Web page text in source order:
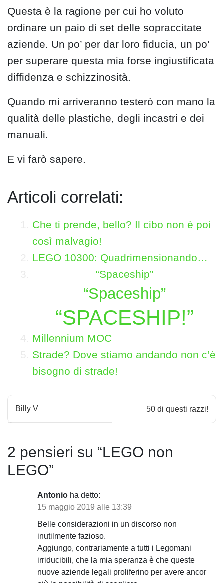
Questa è la ragione per cui ho voluto
ordinare un paio di set delle sopraccitate
aziende. Un po’ per dar loro fiducia, un po’
per superare questa mia forse ingiustificata
diffidenza e schizzinosità.
Quando mi arriveranno testerò con mano la
qualità delle plastiche, degli incastri e dei
manuali.
E vi farò sapere.
Articoli correlati:
Che ti prende, bello? Il cibo non è poi
così malvagio!
LEGO 10300: Quadrimensionando…
“Spaceship”
“Spaceship”
“SPACESHIP!”
Millennium MOC
Strade? Dove stiamo andando non c’è
bisogno di strade!
N
a
v
i
g
Billy V 50 di questi razzi!
2 pensieri su “LEGO non
LEGO”
Antonio ha detto:
15 maggio 2019 alle 13:39
Belle considerazioni in un discorso non
inutilmente fazioso.
Aggiungo, contrariamente a tutti i Legomani
irriducibili, che la mia speranza è che queste
nuove aziende legali proliferino per avere ancor